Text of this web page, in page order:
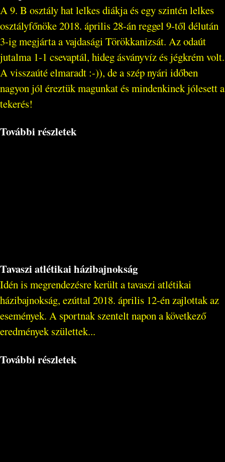
A 9. B osztály hat lelkes diákja és egy szintén lelkes
osztályfőnöke 2018. április 28-án reggel 9-től délután
3-ig megjárta a vajdasági Törökkanizsát. Az odaút
jutalma 1-1 csevaptál, hideg ásványvíz és jégkrém volt.
A visszaúté elmaradt :-)), de a szép nyári időben
nagyon jól éreztük magunkat és mindenkinek jólesett a
tekerés!
További részletek
Tavaszi atlétikai házibajnokság
Idén is megrendezésre került a tavaszi atlétikai
házibajnokság, ezúttal 2018. április 12-én zajlottak az
események. A sportnak szentelt napon a következő
eredmények születtek...
További részletek